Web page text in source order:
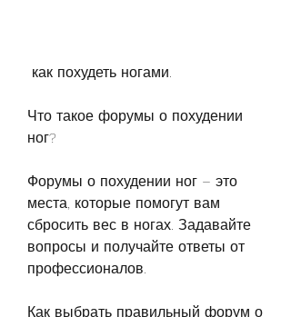
как похудеть ногами.
Что такое форумы о похудении
ног?
Форумы о похудении ног – это
места, которые помогут вам
сбросить вес в ногах. Задавайте
вопросы и получайте ответы от
профессионалов.
Как выбрать правильный форум о